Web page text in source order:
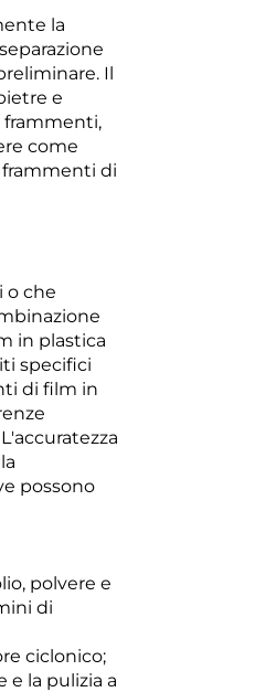
la
Il
e
frammenti,
come
frammenti di
o che
in plastica
specifici
di film in
possono
polvere e
di
ciclonico;
la pulizia a